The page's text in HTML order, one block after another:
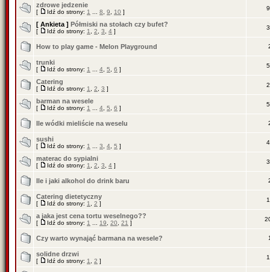
zdrowe jedzenie
[ Idź do strony: 1 8 9 10 ]
[ Ankieta ] Półmiski na stołach czy bufet?
[ Idź do strony: 1 2 3 4 ]
How to play game - Melon Playground
trunki
[ Idź do strony: 1 4 5 6 ]
Catering
[ Idź do strony: 1 2 3 ]
barman na wesele
[ Idź do strony: 1 4 5 6 ]
Ile wódki mieliście na weselu
sushi
[ Idź do strony: 1 3 4 5 ]
materac do sypialni
[ Idź do strony: 1 2 3 4 ]
Ile i jaki alkohol do drink baru
Catering dietetyczny
[ Idź do strony: 1 2 ]
a jaka jest cena tortu weselnego??
[ Idź do strony: 1 19 20 21 ]
Czy warto wynająć barmana na wesele?
solidne drzwi
[ Idź do strony: 1 2 ]